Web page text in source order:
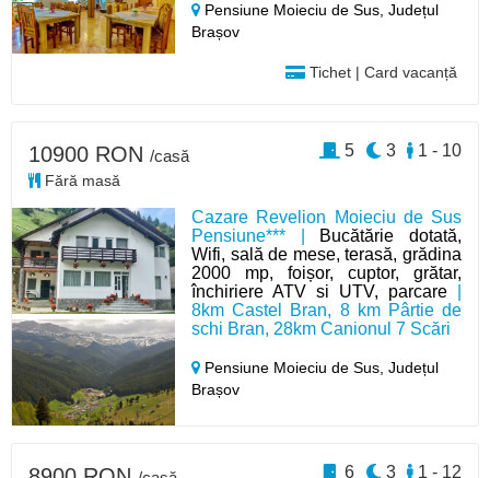
Pensiune Moieciu de Sus,Județul
Brașov
Tichet | Card vacanță
Cazare Revelion Moieciu de Sus
Pensiune*** | Bucătărie dotată,
Wifi, sală de mese, terasă, grădina
2000 mp, foișor, cuptor, grătar,
închiriere ATV si UTV, parcare
8km Castel Bran, 8 km Pârtie de
schi Bran, 28km Canionul 7 Scări
Pensiune Moieciu de Sus,Județul
Brașov
10900 RON /casă
Fără masă
1 - 10
3
5
1 - 12
3
6